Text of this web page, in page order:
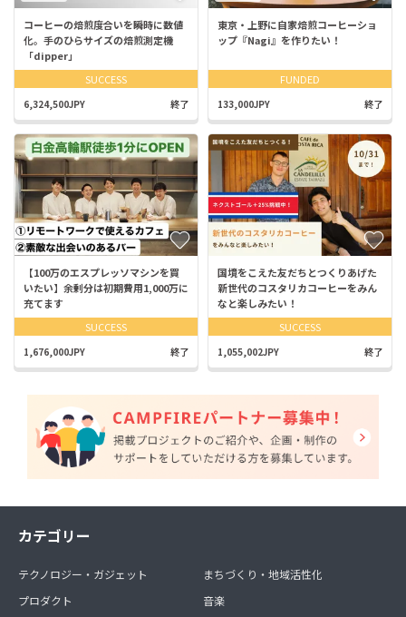
コーヒーの焙煎度合いを瞬時に数値
化。手のひらサイズの焙煎測定機
「dipper」
SUCCESS
6,324,500JPY 終了
東京・上野に自家焙煎コーヒーショ
ップ『Nagi』を作りたい！
FUNDED
133,000JPY 終了
【100万のエスプレッソマシンを買
いたい】余剰分は初期費用1,000万に
充てます
SUCCESS
1,676,000JPY 終了
国境をこえた友だちとつくりあげた
新世代のコスタリカコーヒーをみん
なと楽しみたい！
SUCCESS
1,055,002JPY 終了
カテゴリー
テクノロジー・ガジェット
プロダクト
まちづくり・地域活性化
音楽